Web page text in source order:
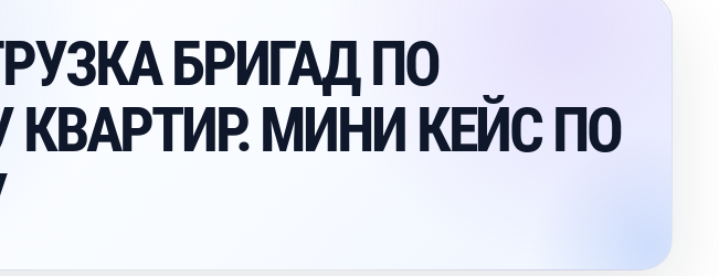
БРИГАД ПО
КВАРТИР. МИНИ КЕЙС ПО